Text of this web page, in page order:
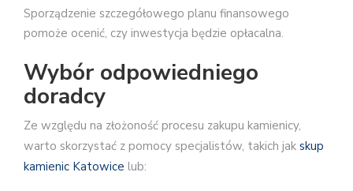
Sporządzenie szczegółowego planu finansowego
pomoże ocenić, czy inwestycja będzie opłacalna.
Wybór odpowiedniego
doradcy
Ze względu na złożoność procesu zakupu kamienicy,
warto skorzystać z pomocy specjalistów, takich jak skup
kamienic Katowice lub: